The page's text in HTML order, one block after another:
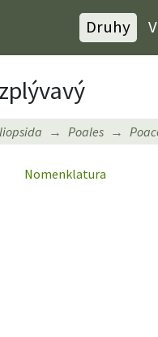
Druhy
Poales
Nomenklatura